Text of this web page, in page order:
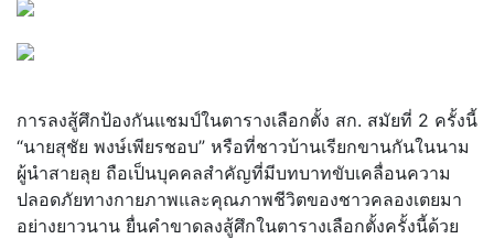
การลงสู้ศึกป้องกันแชมป์ในตารางเลือกตั้ง สก. สมัยที่ 2 ครั้งนี้
“นายสุชัย พงษ์เพียรชอบ” หรือที่ชาวบ้านเรียกขานกันในนาม
ผู้นำสายลุย ถือเป็นบุคคลสำคัญที่มีบทบาทขับเคลื่อนความ
ปลอดภัยทางกายภาพและคุณภาพชีวิตของชาวคลองเตยมา
อย่างยาวนาน ยื่นคำขาดลงสู้ศึกในตารางเลือกตั้งครั้งนี้ด้วย